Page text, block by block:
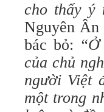
cho thấy ý
Nguyên Ân
bác bỏ:
của chủ
người Việt
một trong